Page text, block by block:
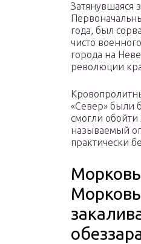
Затянувшаяся
года, был
чисто
города на
революции
«Север» были
смогли
называемый
практически